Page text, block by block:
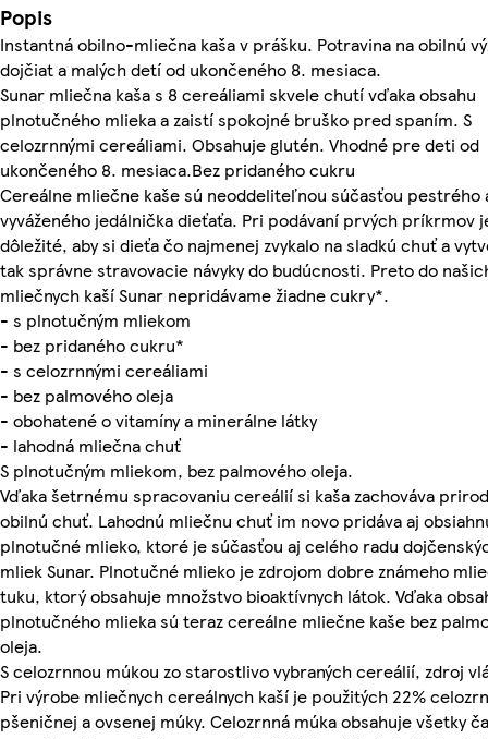
Popis
Instantná obilno-mliečna kaša v prášku. Potravina na obilnú
dojčiat a malých detí od ukončeného 8. mesiaca.
Sunar mliečna kaša s 8 cereáliami skvele chutí vďaka obsahu
plnotučného mlieka a zaistí spokojné bruško pred spaním. S
celozrnnými cereáliami. Obsahuje glutén. Vhodné pre deti od
ukončeného 8. mesiaca.Bez pridaného cukru
Cereálne mliečne kaše sú neoddeliteľnou súčasťou pestrého
vyváženého jedálnička dieťaťa. Pri podávaní prvých príkrmov
dôležité, aby si dieťa čo najmenej zvykalo na sladkú chuť a
tak správne stravovacie návyky do budúcnosti. Preto do
mliečnych kaší Sunar nepridávame žiadne cukry*.
- s plnotučným mliekom
- bez pridaného cukru*
- s celozrnnými cereáliami
- bez palmového oleja
- obohatené o vitamíny a minerálne látky
- lahodná mliečna chuť
S plnotučným mliekom, bez palmového oleja.
Vďaka šetrnému spracovaniu cereálií si kaša zachováva
obilnú chuť. Lahodnú mliečnu chuť im novo pridáva aj
plnotučné mlieko, ktoré je súčasťou aj celého radu
mliek Sunar. Plnotučné mlieko je zdrojom dobre známeho
tuku, ktorý obsahuje množstvo bioaktívnych látok. Vďaka
plnotučného mlieka sú teraz cereálne mliečne kaše bez
oleja.
S celozrnnou múkou zo starostlivo vybraných cereálií, zdroj
Pri výrobe mliečnych cereálnych kaší je použitých 22%
pšeničnej a ovsenej múky. Celozrnná múka obsahuje všetky